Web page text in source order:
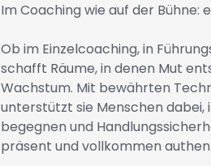
Im Coaching wie auf der Bühne:
Ob im Einzelcoaching, in
schafft Räume, in denen Mut
Wachstum. Mit bewährten
unterstützt sie Menschen dabei,
begegnen und
präsent und vollkommen